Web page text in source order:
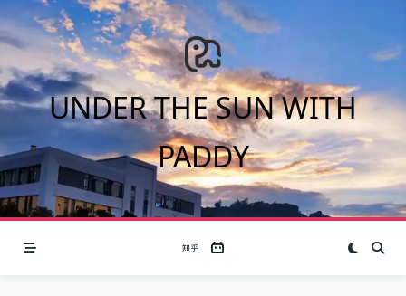
Skip
content
UNDER THE SUN WITH
PADDY